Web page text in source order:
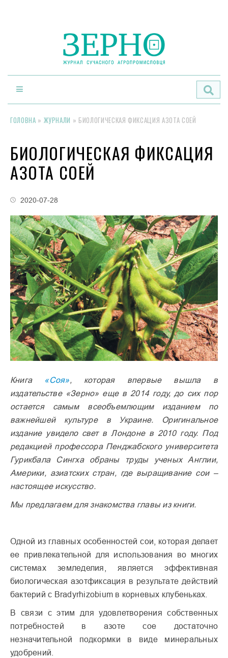
ГОЛОВНА » ЖУРНАЛИ » БИОЛОГИЧЕСКАЯ ФИКСАЦИЯ АЗОТА СОЕЙ
БИОЛОГИЧЕСКАЯ ФИКСАЦИЯ
АЗОТА СОЕЙ
2020-07-28
Книга «Соя», которая впервые вышла в
издательстве «Зерно» еще в 2014 году, до сих пор
остается самым всеобъемлющим изданием по
важнейшей культуре в Украине. Оригинальное
издание увидело свет в Лондоне в 2010 году. Под
редакцией профессора Пенджабского университета
Гурикбала Сингха обраны труды ученых Англии,
Америки, азиатских стран, где выращивание сои –
настоящее искусство.
Мы предлагаем для знакомства главы из книги.
Одной из главных особенностей сои, которая делает
ее привлекательной для использования во многих
системах земледелия, является эффективная
биологическая азотфиксация в результате действий
бактерий с Bradyrhizobium в корневых клубеньках.
В связи с этим для удовлетворения собственных
потребностей в азоте сое достаточно
незначительной подкормки в виде минеральных
удобрений.